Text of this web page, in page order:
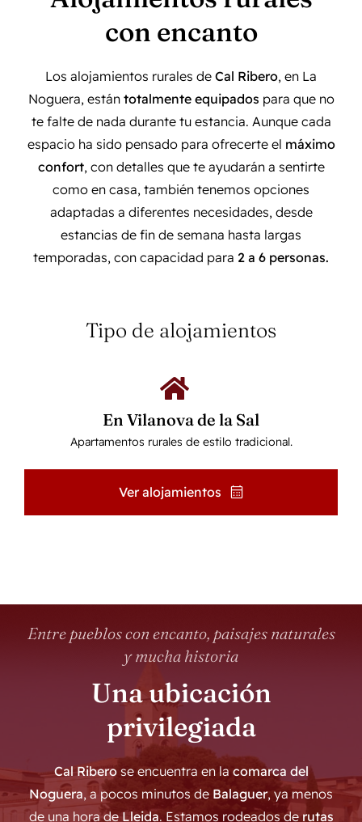
con encanto
Los alojamientos rurales de Cal Ribero, en La
Noguera, están totalmente equipados para que no
te falte de nada durante tu estancia. Aunque cada
espacio ha sido pensado para ofrecerte el máximo
confort, con detalles que te ayudarán a sentirte
como en casa, también tenemos opciones
adaptadas a diferentes necesidades, desde
estancias de fin de semana hasta largas
temporadas, con capacidad para 2 a 6 personas.
Tipo de alojamientos
En Vilanova de la Sal
Apartamentos rurales de estilo tradicional.
Ver alojamientos
Entre pueblos con encanto, paisajes naturales
y mucha historia
Una ubicación
privilegiada
Cal Riberose encuentra en la comarca del
Noguera, a pocos minutos de Balaguer, ya menos
de una hora deLleida. Estamos rodeados derutas